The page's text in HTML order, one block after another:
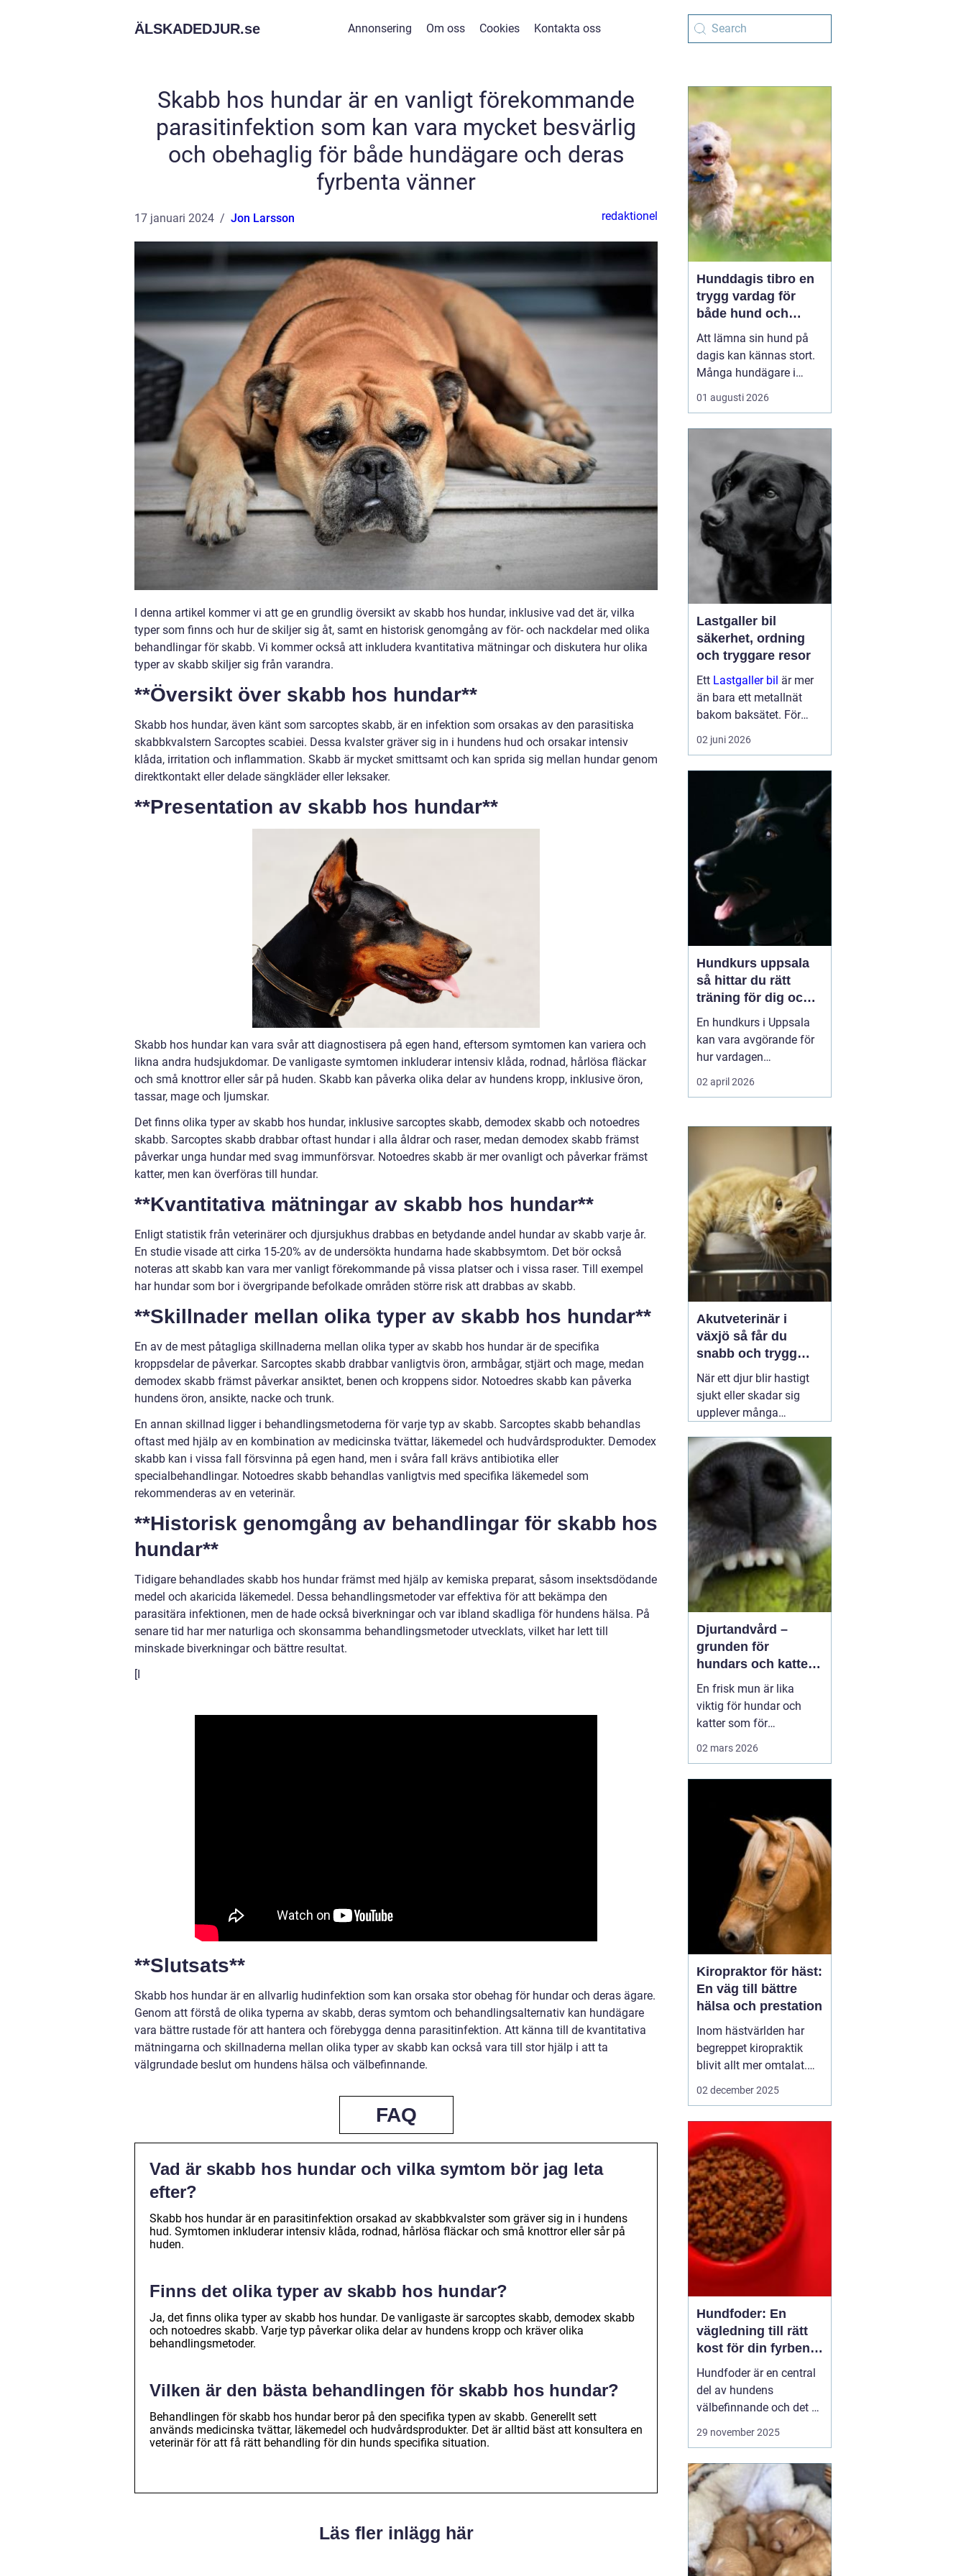
ÄLSKADEDJUR.se Annonsering Om oss Cookies Kontakta oss
Skabb hos hundar är en vanligt förekommande
parasitinfektion som kan vara mycket besvärlig
och obehaglig för både hundägare och deras
fyrbenta vänner
17 januari 2024 Jon Larsson redaktionel
I denna artikel kommer vi att ge en grundlig översikt av skabb hos hundar, inklusive vad det är, vilka
typer som finns och hur de skiljer sig åt, samt en historisk genomgång av för- och nackdelar med olika
behandlingar för skabb. Vi kommer också att inkludera kvantitativa mätningar och diskutera hur olika
typer av skabb skiljer sig från varandra.
**Översikt över skabb hos hundar**
Skabb hos hundar, även känt som sarcoptes skabb, är en infektion som orsakas av den parasitiska
skabbkvalstern Sarcoptes scabiei. Dessa kvalster gräver sig in i hundens hud och orsakar intensiv
klåda, irritation och inflammation. Skabb är mycket smittsamt och kan sprida sig mellan hundar genom
direktkontakt eller delade sängkläder eller leksaker.
**Presentation av skabb hos hundar**
Skabb hos hundar kan vara svår att diagnostisera på egen hand, eftersom symtomen kan variera och
likna andra hudsjukdomar. De vanligaste symtomen inkluderar intensiv klåda, rodnad, hårlösa fläckar
och små knottror eller sår på huden. Skabb kan påverka olika delar av hundens kropp, inklusive öron,
tassar, mage och ljumskar.
Det finns olika typer av skabb hos hundar, inklusive sarcoptes skabb, demodex skabb och notoedres
skabb. Sarcoptes skabb drabbar oftast hundar i alla åldrar och raser, medan demodex skabb främst
påverkar unga hundar med svag immunförsvar. Notoedres skabb är mer ovanligt och påverkar främst
katter, men kan överföras till hundar.
**Kvantitativa mätningar av skabb hos hundar**
Enligt statistik från veterinärer och djursjukhus drabbas en betydande andel hundar av skabb varje år.
En studie visade att cirka 15-20% av de undersökta hundarna hade skabbsymtom. Det bör också
noteras att skabb kan vara mer vanligt förekommande på vissa platser och i vissa raser. Till exempel
har hundar som bor i övergripande befolkade områden större risk att drabbas av skabb.
**Skillnader mellan olika typer av skabb hos hundar**
En av de mest påtagliga skillnaderna mellan olika typer av skabb hos hundar är de specifika
kroppsdelar de påverkar. Sarcoptes skabb drabbar vanligtvis öron, armbågar, stjärt och mage, medan
demodex skabb främst påverkar ansiktet, benen och kroppens sidor. Notoedres skabb kan påverka
hundens öron, ansikte, nacke och trunk.
En annan skillnad ligger i behandlingsmetoderna för varje typ av skabb. Sarcoptes skabb behandlas
oftast med hjälp av en kombination av medicinska tvättar, läkemedel och hudvårdsprodukter. Demodex
skabb kan i vissa fall försvinna på egen hand, men i svåra fall krävs antibiotika eller
specialbehandlingar. Notoedres skabb behandlas vanligtvis med specifika läkemedel som
rekommenderas av en veterinär.
**Historisk genomgång av behandlingar för skabb hos
hundar**
Tidigare behandlades skabb hos hundar främst med hjälp av kemiska preparat, såsom insektsdödande
medel och akaricida läkemedel. Dessa behandlingsmetoder var effektiva för att bekämpa den
parasitära infektionen, men de hade också biverkningar och var ibland skadliga för hundens hälsa. På
senare tid har mer naturliga och skonsamma behandlingsmetoder utvecklats, vilket har lett till
minskade biverkningar och bättre resultat.
[I
**Slutsats**
Skabb hos hundar är en allvarlig hudinfektion som kan orsaka stor obehag för hundar och deras ägare.
Genom att förstå de olika typerna av skabb, deras symtom och behandlingsalternativ kan hundägare
vara bättre rustade för att hantera och förebygga denna parasitinfektion. Att känna till de kvantitativa
mätningarna och skillnaderna mellan olika typer av skabb kan också vara till stor hjälp i att ta
välgrundade beslut om hundens hälsa och välbefinnande.
FAQ
Vad är skabb hos hundar och vilka symtom bör jag leta
efter?
Skabb hos hundar är en parasitinfektion orsakad av skabbkvalster som gräver sig in i hundens
hud. Symtomen inkluderar intensiv klåda, rodnad, hårlösa fläckar och små knottror eller sår på
huden.
Finns det olika typer av skabb hos hundar?
Ja, det finns olika typer av skabb hos hundar. De vanligaste är sarcoptes skabb, demodex skabb
och notoedres skabb. Varje typ påverkar olika delar av hundens kropp och kräver olika
behandlingsmetoder.
Vilken är den bästa behandlingen för skabb hos hundar?
Behandlingen för skabb hos hundar beror på den specifika typen av skabb. Generellt sett
används medicinska tvättar, läkemedel och hudvårdsprodukter. Det är alltid bäst att konsultera en
veterinär för att få rätt behandling för din hunds specifika situation.
Läs fler inlägg här
Hunddagis tibro en
trygg vardag för
både hund och
ägare
Att lämna sin hund på
dagis kan kännas stort.
Många hundägare i
Tibro balanserar jobb,
familj och fritid,
stimulans och närhet. Ett
bra hunddagis blir då
mer än bara förvaring.
Det blir en förlängning
av hemmet, m...
01 augusti 2026
Lastgaller bil
säkerhet, ordning
och tryggare resor
Ett Lastgaller bil är mer
än bara ett metallnät
bakom baksätet. För
många bilägare handlar
det om tryggare
ordning i bilen och ett
lugnare fokus bakom
ratten. När bag...
02 juni 2026
Hundkurs uppsala
så hittar du rätt
träning för dig och
din hund
En hundkurs i Uppsala
kan vara avgörande för
hur vardagen
tillsammans med
hunden utvecklas. Rätt
tryggare promenader
och sträcker sig från
valpkurser och
vardagslydnad till agil...
02 april 2026
Akutveterinär i
växjö så får du
snabb och trygg
hjälp när djuret blir
sjukt
När ett djur blir hastigt
sjukt eller skadar sig
upplever många
av panik och
handlingsförlamning.
Hjärtat slår snabbare,
tusen frågor dyker upp
samtidigt och beslut
måste fattas direkt. I en
sådan situation kan 01
april 2026
Djurtandvård –
grunden för
hundars och katters
hälsa
En frisk mun är lika
viktig för hundar och
katter som för
Djurtandvård handlar
02 mars 2026
Kiropraktor för häst:
En väg till bättre
hälsa och prestation
Inom hästvärlden har
begreppet kiropraktik
blivit allt mer omtalat.
För den som inte är
modefluga, men faktum
är att denna metod har
antika rötter och syftar
till at...
02 december 2025
Hundfoder: En
vägledning till rätt
kost för din fyrbenta
vän
Hundfoder är en central
del av hundens
välbefinnande och det är
viktigt för alla
näringsrika och lämpliga
kosten för sina älskade
husdjur. Genom...
29 november 2025